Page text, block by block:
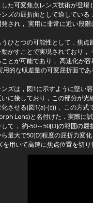
た可変焦点レンズ技術が登
ズの屈折面として適してい
され， 実用に非常に近い段
ひとつの可能性として，焦
かすことで実現されており
とが可能であり， 高速化が
的な収差量の可変屈折面で
ズは，図1に示すように堅い
に接しており，この部分が
させる(図1(a)-(c))． この方
Lens)と名付けた．実際に
て， 約-50～50[D]の範囲の
最大で50[D]程度の屈折力変
を用いて高速に焦点位置を切